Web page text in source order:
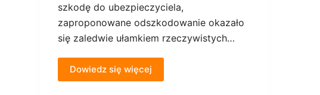
szkodę do ubezpieczyciela,
zaproponowane odszkodowanie okazało
się zaledwie ułamkiem rzeczywistych…
Dowiedz się więcej